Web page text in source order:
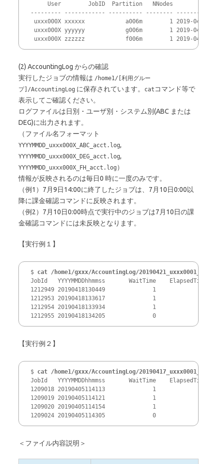
User        JobID  Partition   NNodes
--------- ------------ ---------- --------
uxxx000X xxxxxx            a006m        1 2019-04-
uxxx000X yyyyyy            g006m        1 2019-04-
uxxx000X zzzzzz            f006m        1 2019-04-
(2) AccountingLog からの確認
実行したジョブの情報は /home1/[利用グルー
プ]/AccountingLog に保存されています。 cat コマンド等で
表示してご確認ください。
ログファイルは日別・ユーザ別・システム別(ABC または
DEG)に出力されます。
（ファイル名フォーマット
YYYYMMDD_uxxx000X_ABC_acct.log,
YYYYMMDD_uxxx000X_DEG_acct.log,
YYYYMMDD_uxxx000X_FH_acct.log ）
情報が反映されるのは毎日0 時に一度のみです。
（例1）7月9日14:00に終了したジョブは、7月10日0:00以
降に課金確認コマンドに反映されます。
（例2）7月10日0:00時点で実行中のジョブは7月10日の課
金確認コマンドには未反映となります。
【実行例１】
$ cat /home1/gxxx/AccountingLog/
JobId   YYYYMMDDhhmmss       WaitTime    ElapsedTime
1212949 20190418130449              1
1212953 20190418133617              1
1212954 20190418133934              1
1212955 20190418134205              0
【実行例２】
$ cat /home1/gxxx/AccountingLog/
JobId   YYYYMMDDhhmmss       WaitTime    ElapsedTime
1209018 20190405114113              1
1209019 20190405114121              1
1209020 20190405114154              1
＜ファイル内容説明＞